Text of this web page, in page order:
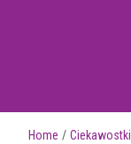
Home Ciekawostki